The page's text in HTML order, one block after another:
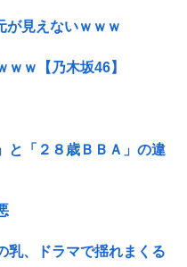
が見えないｗｗｗ
ｗ【乃木坂46】
と「２８歳ＢＢＡ」の違
乳、ドラマで揺れまくる